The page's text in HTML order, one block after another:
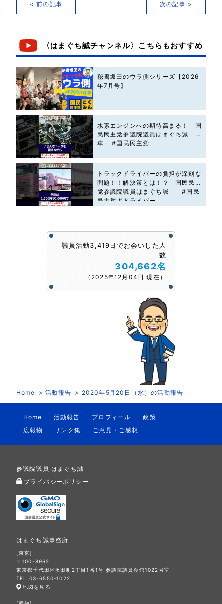
< 前の記事 次の記事 >
〈はまぐち誠チャンネル〉こちらもおすすめ
秘書坂田のウラ側シリーズ【2026
年7月号】
水素エンジンへの期待高まる！ 国
民民主党参議院議員はまぐち誠 #
車 #国民民主党
トラックドライバーの負担が深刻な
問題！！解決策とは！？ 国民民主
党参議院議員はまぐち誠 #国民
民主党 #ドライバー
議員活動3,419日でお会いした人
数
304,662名
（2025年12月04日 現在）
Home 活動報告 2020年5月20日（水）の活動報告
Home 活動報告 プロフィール
政策
広報物
リンク集 ご意見・ご感想
参議院議員 はまぐち誠
プライバシーポリシー
はまぐち誠事務所
[東京]
〒100-8962
東京都千代田区永田町2丁目1番1号 参議院議員会館1022号室
TEL 03-6550-1022
地図を見る